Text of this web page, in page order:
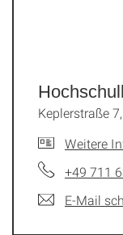
Keplerstraße
Weitere
+49 711
E-Mail